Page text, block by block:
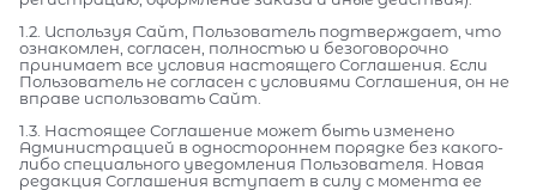
1.2. Используя Сайт, Пользователь подтверждает, что
ознакомлен, согласен, полностью и безоговорочно
принимает все условия настоящего Соглашения. Если
Пользователь не согласен с условиями Соглашения, он не
вправе использовать Сайт.
1.3. Настоящее Соглашение может быть изменено
Администрацией в одностороннем порядке без какого-
либо специального уведомления Пользователя. Новая
редакция Соглашения вступает в силу с момента ее